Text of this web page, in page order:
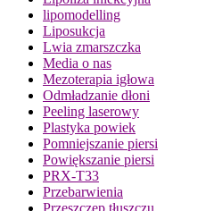
lipomodelling
Liposukcja
Lwia zmarszczka
Media o nas
Mezoterapia igłowa
Odmładzanie dłoni
Peeling laserowy
Plastyka powiek
Pomniejszanie piersi
Powiększanie piersi
PRX-T33
Przebarwienia
Przeszczep tłuszczu